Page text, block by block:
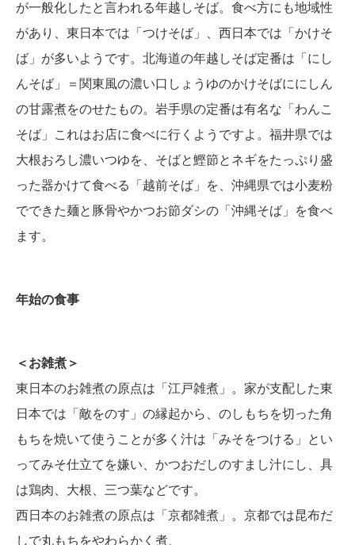
が一般化したと言われる年越しそば。食べ方にも地域性
があり、東日本では「つけそば」、西日本では「かけそ
ば」が多いようです。北海道の年越しそば定番は「にし
んそば」＝関東風の濃い口しょうゆのかけそばににしん
の甘露煮をのせたもの。岩手県の定番は有名な「わんこ
そば」これはお店に食べに行くようですよ。福井県では
大根おろし濃いつゆを、そばと鰹節とネギをたっぷり盛
った器かけて食べる「越前そば」を、沖縄県では小麦粉
でできた麺と豚骨やかつお節ダシの「沖縄そば」を食べ
ます。
年始の食事
＜お雑煮＞
東日本のお雑煮の原点は「江戸雑煮」。家が支配した東
日本では「敵をのす」の縁起から、のしもちを切った角
もちを焼いて使うことが多く汁は「みそをつける」とい
ってみそ仕立てを嫌い、かつおだしのすまし汁にし、具
は鶏肉、大根、三つ葉などです。
西日本のお雑煮の原点は「京都雑煮」。京都では昆布だ
しで丸もちをやわらかく煮、